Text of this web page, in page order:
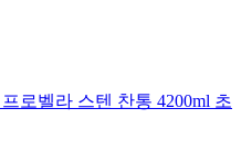
로벨라 스텐 찬통 4200ml 초